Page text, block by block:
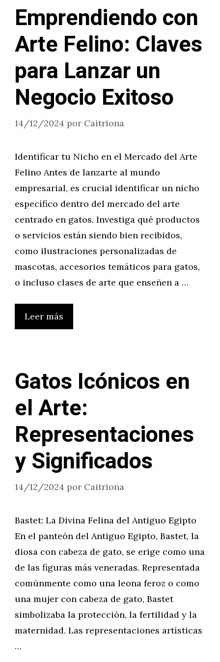
Emprendiendo con
Arte Felino: Claves
para Lanzar un
Negocio Exitoso
14/12/2024 por Caitriona
Identificar tu Nicho en el Mercado del Arte
Felino Antes de lanzarte al mundo
empresarial, es crucial identificar un nicho
específico dentro del mercado del arte
centrado en gatos. Investiga qué productos
o servicios están siendo bien recibidos,
como ilustraciones personalizadas de
mascotas, accesorios temáticos para gatos,
o incluso clases de arte que enseñen a …
Leer más
Gatos Icónicos en
el Arte:
Representaciones
y Significados
14/12/2024 por Caitriona
Bastet: La Divina Felina del Antiguo Egipto
En el panteón del Antiguo Egipto, Bastet, la
diosa con cabeza de gato, se erige como una
de las figuras más veneradas. Representada
comúnmente como una leona feroz o como
una mujer con cabeza de gato, Bastet
simbolizaba la protección, la fertilidad y la
maternidad. Las representaciones artísticas
…